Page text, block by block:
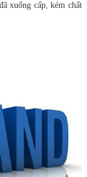
xuống cấp, kém chất